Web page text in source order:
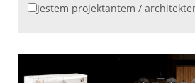
Jestem projektantem /